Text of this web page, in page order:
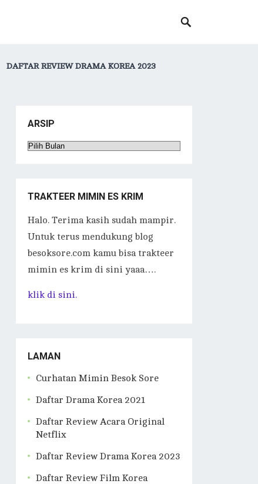
DAFTAR REVIEW DRAMA KOREA 2023
ARSIP
Arsip
TRAKTEER MIMIN ES KRIM
Halo. Terima kasih sudah mampir.
Untuk terus mendukung blog
besoksore.com kamu bisa trakteer
mimin es krim di sini yaaa….
klik di sini.
LAMAN
Curhatan Mimin Besok Sore
Daftar Drama Korea 2021
Daftar Review Acara Original
Netflix
Daftar Review Drama Korea 2023
Daftar Review Film Korea